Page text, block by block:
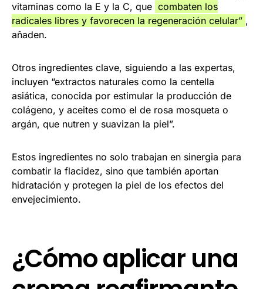
vitaminas como la E y la C, que combaten los
radicales libres y favorecen la regeneración celular” ,
añaden.
Otros ingredientes clave, siguiendo a las expertas,
incluyen “extractos naturales como la centella
asiática, conocida por estimular la producción de
colágeno, y aceites como el de rosa mosqueta o
argán, que nutren y suavizan la piel”.
Estos ingredientes no solo trabajan en sinergia para
combatir la flacidez, sino que también aportan
hidratación y protegen la piel de los efectos del
envejecimiento.
¿Cómo aplicar una